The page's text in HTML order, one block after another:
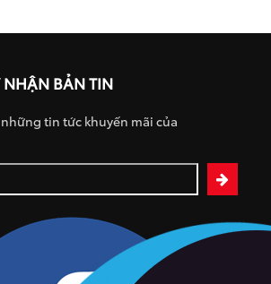
BẢN TIN
tin tức khuyến mãi của